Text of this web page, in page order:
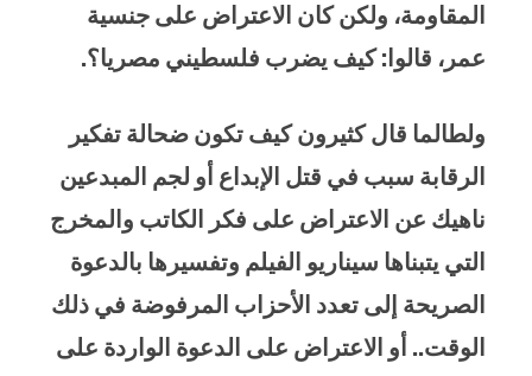
المقاومة، ولكن كان الاعتراض على جنسية
عمر، قالوا: كيف يضرب فلسطيني مصريا؟.
ولطالما قال كثيرون كيف تكون ضحالة تفكير
الرقابة سبب في قتل الإبداع أو لجم المبدعين
ناهيك عن الاعتراض على فكر الكاتب والمخرج
التي يتبناها سيناريو الفيلم وتفسيرها بالدعوة
الصريحة إلى تعدد الأحزاب المرفوضة في ذلك
الوقت.. أو الاعتراض على الدعوة الواردة على